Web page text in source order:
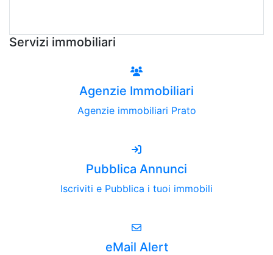
Servizi immobiliari
Agenzie Immobiliari
Agenzie immobiliari Prato
Pubblica Annunci
Iscriviti e Pubblica i tuoi immobili
eMail Alert